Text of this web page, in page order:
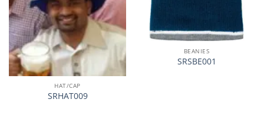
HAT/CAP
SRHAT009
BEANIES
SRSBE001